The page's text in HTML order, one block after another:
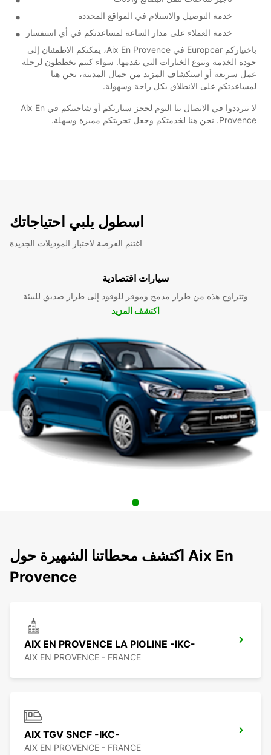
خدمة التوصيل والاستلام في المواقع المحددة
خدمة العملاء على مدار الساعة لمساعدتكم في أي استفسار
باختياركم Europcar في Aix En Provence، يمكنكم الاطمئنان إلى
جودة الخدمة وتنوع الخيارات التي نقدمها. سواء كنتم تخططون لرحلة
عمل سريعة أو استكشاف المزيد من جمال المدينة، نحن هنا
لمساعدتكم على الانطلاق بكل راحة وسهولة.
لا تترددوا في الاتصال بنا اليوم لحجز سيارتكم أو شاحنتكم في Aix En
Provence. نحن هنا لخدمتكم وجعل تجربتكم مميزة وسهلة.
اسطول يلبي احتياجاتك
اغتنم الفرصة لاختبار الموديلات الجديدة
سيارات اقتصادية
وتتراوح هذه من طراز مدمج وموفر للوقود إلى طراز صديق للبيئة
اكتشف المزيد
اكتشف محطاتنا الشهيرة حول Aix En
Provence
AIX EN PROVENCE LA PIOLINE -IKC-
AIX EN PROVENCE - FRANCE
AIX TGV SNCF -IKC-
AIX EN PROVENCE - FRANCE